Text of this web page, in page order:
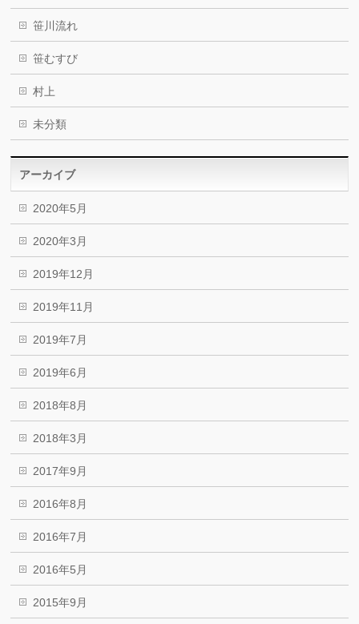
笹川流れ
笹むすび
村上
未分類
アーカイブ
2020年5月
2020年3月
2019年12月
2019年11月
2019年7月
2019年6月
2018年8月
2018年3月
2017年9月
2016年8月
2016年7月
2016年5月
2015年9月